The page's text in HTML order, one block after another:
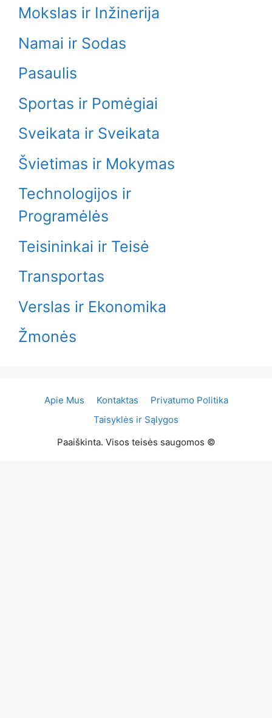
Mokslas ir Inžinerija
Namai ir Sodas
Pasaulis
Sportas ir Pomėgiai
Sveikata ir Sveikata
Švietimas ir Mokymas
Technologijos ir
Programėlės
Teisininkai ir Teisė
Transportas
Verslas ir Ekonomika
Žmonės
Apie Mus Kontaktas
Privatumo Politika
Taisyklės ir Sąlygos
Paaiškinta. Visos teisės saugomos ©